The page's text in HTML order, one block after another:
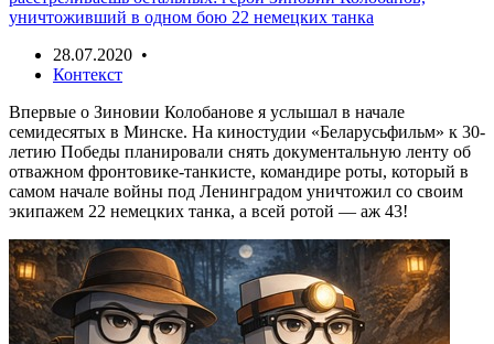
уничтоживший в одном бою 22 немецких танка
28.07.2020 •
Контекст
Впервые о Зиновии Колобанове я услышал в начале
семидесятых в Минске. На киностудии «Беларусьфильм» к 30-
летию Победы планировали снять документальную ленту об
отважном фронтовике-танкисте, командире роты, который в
самом начале войны под Ленинградом уничтожил со своим
экипажем 22 немецких танка, а всей ротой — аж 43!